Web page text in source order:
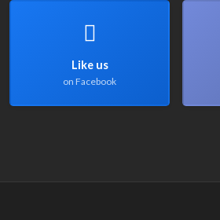
Like us
on Facebook